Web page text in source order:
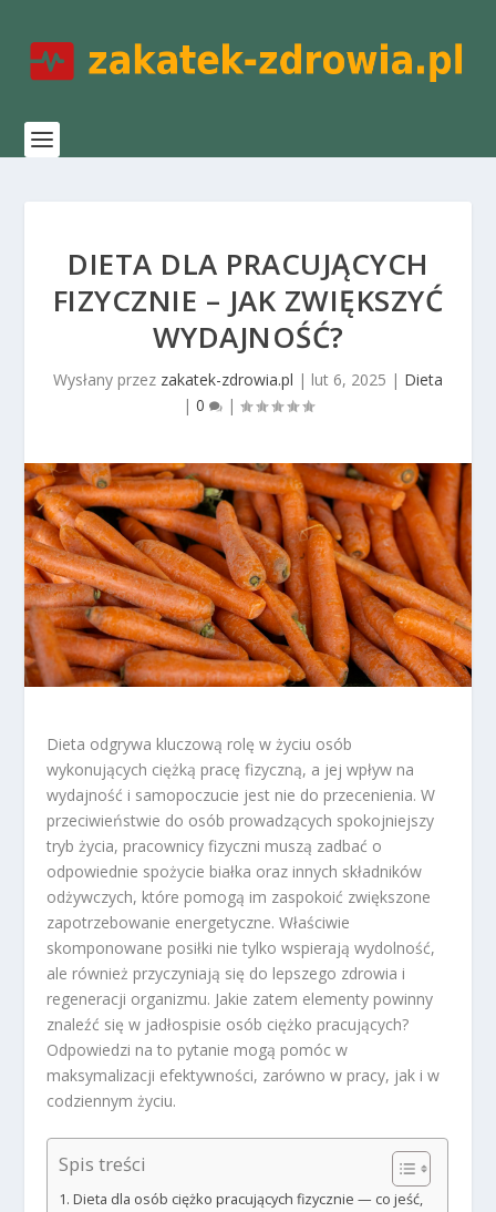
DIETA DLA PRACUJĄCYCH
FIZYCZNIE – JAK ZWIĘKSZYĆ
WYDAJNOŚĆ?
Wysłany przez zakatek-zdrowia.pl | lut 6, 2025 | Dieta
| 0 |
Dieta odgrywa kluczową rolę w życiu osób
wykonujących ciężką pracę fizyczną, a jej wpływ na
wydajność i samopoczucie jest nie do przecenienia. W
przeciwieństwie do osób prowadzących spokojniejszy
tryb życia, pracownicy fizyczni muszą zadbać o
odpowiednie spożycie białka oraz innych składników
odżywczych, które pomogą im zaspokoić zwiększone
zapotrzebowanie energetyczne. Właściwie
skomponowane posiłki nie tylko wspierają wydolność,
ale również przyczyniają się do lepszego zdrowia i
regeneracji organizmu. Jakie zatem elementy powinny
znaleźć się w jadłospisie osób ciężko pracujących?
Odpowiedzi na to pytanie mogą pomóc w
maksymalizacji efektywności, zarówno w pracy, jak i w
codziennym życiu.
Spis treści
Dieta dla osób ciężko pracujących fizycznie — co jeść,